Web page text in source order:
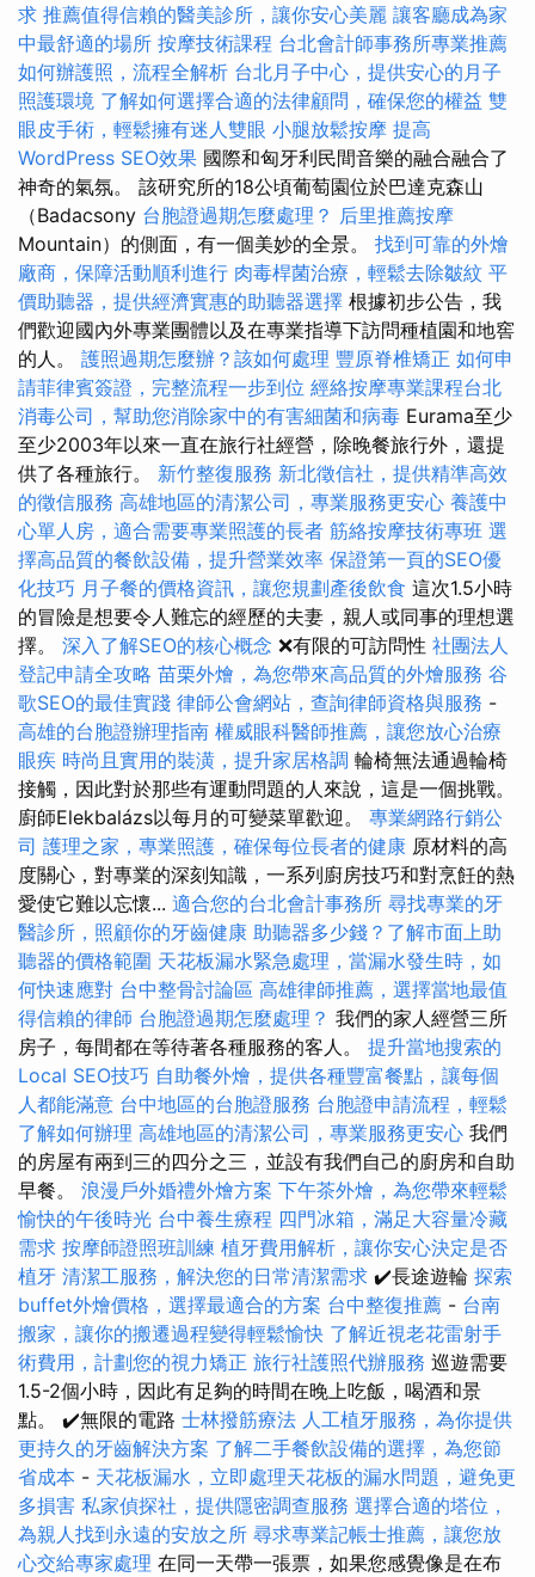
求 推薦值得信賴的醫美診所，讓你安心美麗 讓客廳成為家
中最舒適的場所 按摩技術課程 台北會計師事務所專業推薦
如何辦護照，流程全解析 台北月子中心，提供安心的月子
照護環境 了解如何選擇合適的法律顧問，確保您的權益 雙
眼皮手術，輕鬆擁有迷人雙眼 小腿放鬆按摩 提高
WordPress SEO效果 國際和匈牙利民間音樂的融合融合了
神奇的氣氛。 該研究所的18公頃葡萄園位於巴達克森山
（Badacsony 台胞證過期怎麼處理？ 后里推薦按摩
Mountain）的側面，有一個美妙的全景。 找到可靠的外燴
廠商，保障活動順利進行 肉毒桿菌治療，輕鬆去除皺紋 平
價助聽器，提供經濟實惠的助聽器選擇 根據初步公告，我
們歡迎國內外專業團體以及在專業指導下訪問種植園和地窖
的人。 護照過期怎麼辦？該如何處理 豐原脊椎矯正 如何申
請菲律賓簽證，完整流程一步到位 經絡按摩專業課程台北
消毒公司，幫助您消除家中的有害細菌和病毒 Eurama至少
至少2003年以來一直在旅行社經營，除晚餐旅行外，還提
供了各種旅行。 新竹整復服務 新北徵信社，提供精準高效
的徵信服務 高雄地區的清潔公司，專業服務更安心 養護中
心單人房，適合需要專業照護的長者 筋絡按摩技術專班 選
擇高品質的餐飲設備，提升營業效率 保證第一頁的SEO優
化技巧 月子餐的價格資訊，讓您規劃產後飲食 這次1.5小時
的冒險是想要令人難忘的經歷的夫妻，親人或同事的理想選
擇。 深入了解SEO的核心概念 ❌有限的可訪問性 社團法人
登記申請全攻略 苗栗外燴，為您帶來高品質的外燴服務 谷
歌SEO的最佳實踐 律師公會網站，查詢律師資格與服務 -
高雄的台胞證辦理指南 權威眼科醫師推薦，讓您放心治療
眼疾 時尚且實用的裝潢，提升家居格調 輪椅無法通過輪椅
接觸，因此對於那些有運動問題的人來說，這是一個挑戰。
廚師Elekbalázs以每月的可變菜單歡迎。 專業網路行銷公
司 護理之家，專業照護，確保每位長者的健康 原材料的高
度關心，對專業的深刻知識，一系列廚房技巧和對烹飪的熱
愛使它難以忘懷... 適合您的台北會計事務所 尋找專業的牙
醫診所，照顧你的牙齒健康 助聽器多少錢？了解市面上助
聽器的價格範圍 天花板漏水緊急處理，當漏水發生時，如
何快速應對 台中整骨討論區 高雄律師推薦，選擇當地最值
得信賴的律師 台胞證過期怎麼處理？ 我們的家人經營三所
房子，每間都在等待著各種服務的客人。 提升當地搜索的
Local SEO技巧 自助餐外燴，提供各種豐富餐點，讓每個
人都能滿意 台中地區的台胞證服務 台胞證申請流程，輕鬆
了解如何辦理 高雄地區的清潔公司，專業服務更安心 我們
的房屋有兩到三的四分之三，並設有我們自己的廚房和自助
早餐。 浪漫戶外婚禮外燴方案 下午茶外燴，為您帶來輕鬆
愉快的午後時光 台中養生療程 四門冰箱，滿足大容量冷藏
需求 按摩師證照班訓練 植牙費用解析，讓你安心決定是否
植牙 清潔工服務，解決您的日常清潔需求 ✔️長途遊輪 探索
buffet外燴價格，選擇最適合的方案 台中整復推薦 - 台南
搬家，讓你的搬遷過程變得輕鬆愉快 了解近視老花雷射手
術費用，計劃您的視力矯正 旅行社護照代辦服務 巡遊需要
1.5-2個小時，因此有足夠的時間在晚上吃飯，喝酒和景
點。 ✔️無限的電路 士林撥筋療法 人工植牙服務，為你提供
更持久的牙齒解決方案 了解二手餐飲設備的選擇，為您節
省成本 - 天花板漏水，立即處理天花板的漏水問題，避免更
多損害 私家偵探社，提供隱密調查服務 選擇合適的塔位，
為親人找到永遠的安放之所 尋求專業記帳士推薦，讓您放
心交給專家處理 在同一天帶一張票，如果您感覺像是在布